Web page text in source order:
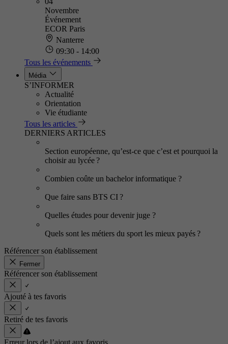
Novembre
Événement
ECOR Paris
Nanterre
09:30 - 14:00
Tous les événements
Média
S’INFORMER
Actualité
Orientation
Vie étudiante
Tous les articles
DERNIERS ARTICLES
Section européenne, qu’est-ce que c’est et pourquoi la
choisir au lycée ?
Combien coûte un bachelor informatique ?
Que faire sans BTS CI ?
Quelles études pour devenir juge ?
Quels sont les métiers du sport les mieux payés ?
Référencer son établissement
Fermer
Référencer son établissement
Ajouté à tes favoris
Retiré de tes favoris
Erreur lors de l’ajout aux favoris